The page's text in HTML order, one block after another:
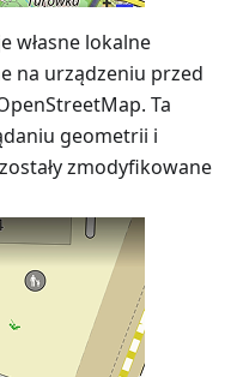
własne lokalne
na urządzeniu przed
Ta
geometrii i
zmodyfikowane